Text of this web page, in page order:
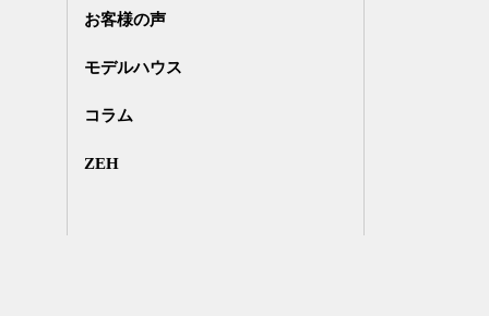
お客様の声
モデルハウス
コラム
ZEH